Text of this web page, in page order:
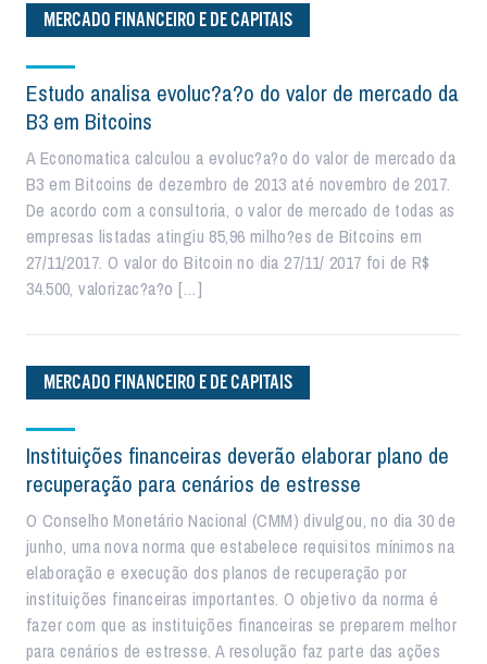
MERCADO FINANCEIRO E DE CAPITAIS
Estudo analisa evoluc?a?o do valor de mercado da
B3 em Bitcoins
A Economatica calculou a evoluc?a?o do valor de mercado da
B3 em Bitcoins de dezembro de 2013 até novembro de 2017.
De acordo com a consultoria, o valor de mercado de todas as
empresas listadas atingiu 85,96 milho?es de Bitcoins em
27/11/2017. O valor do Bitcoin no dia 27/11/ 2017 foi de R$
34.500, valorizac?a?o […]
MERCADO FINANCEIRO E DE CAPITAIS
Instituições financeiras deverão elaborar plano de
recuperação para cenários de estresse
O Conselho Monetário Nacional (CMM) divulgou, no dia 30 de
junho, uma nova norma que estabelece requisitos mínimos na
elaboração e execução dos planos de recuperação por
instituições financeiras importantes. O objetivo da norma é
fazer com que as instituições financeiras se preparem melhor
para cenários de estresse. A resolução faz parte das ações